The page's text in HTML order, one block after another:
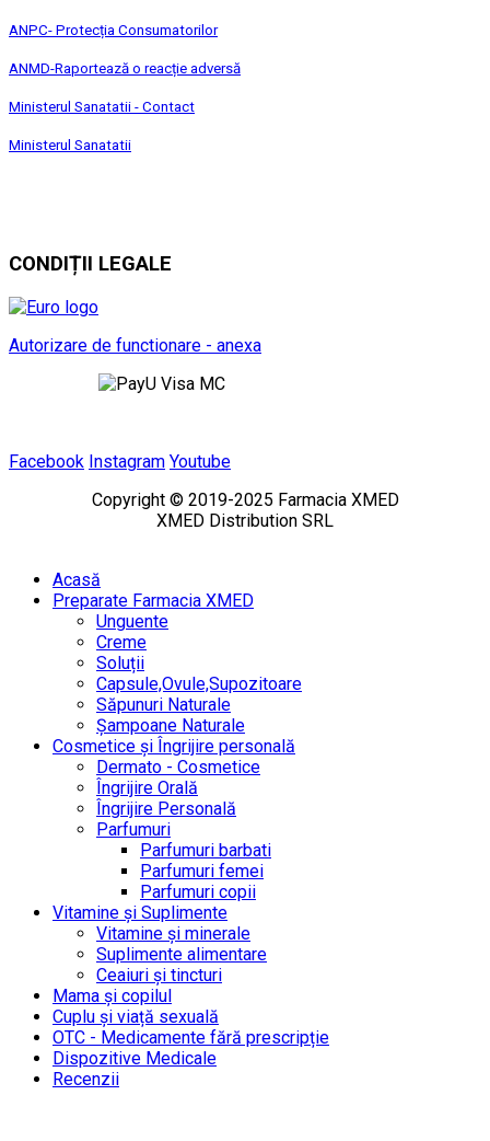
ANPC- Protecția Consumatorilor
ANMD-Raportează o reacție adversă
Ministerul Sanatatii - Contact
Ministerul Sanatatii
CONDIȚII LEGALE
Autorizare de functionare - anexa
Facebook Instagram Youtube
Copyright © 2019-2025 Farmacia XMED
XMED Distribution SRL
Acasă
Preparate Farmacia XMED
Unguente
Creme
Soluții
Capsule,Ovule,Supozitoare
Săpunuri Naturale
Șampoane Naturale
Cosmetice și Îngrijire personală
Dermato - Cosmetice
Îngrijire Orală
Îngrijire Personală
Parfumuri
Parfumuri barbati
Parfumuri femei
Parfumuri copii
Vitamine și Suplimente
Vitamine și minerale
Suplimente alimentare
Ceaiuri și tincturi
Mama și copilul
Cuplu și viață sexuală
OTC - Medicamente fără prescripție
Dispozitive Medicale
Recenzii